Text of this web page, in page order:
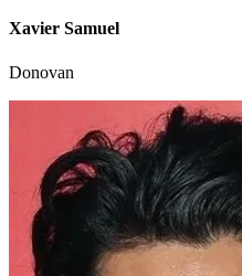
Xavier Samuel
Donovan